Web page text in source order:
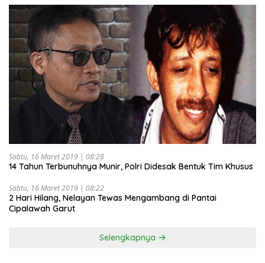
Sabtu, 16 Maret 2019 | 08:28
14 Tahun Terbunuhnya Munir, Polri Didesak Bentuk Tim Khusus
Sabtu, 16 Maret 2019 | 08:22
2 Hari Hilang, Nelayan Tewas Mengambang di Pantai
Cipalawah Garut
Selengkapnya